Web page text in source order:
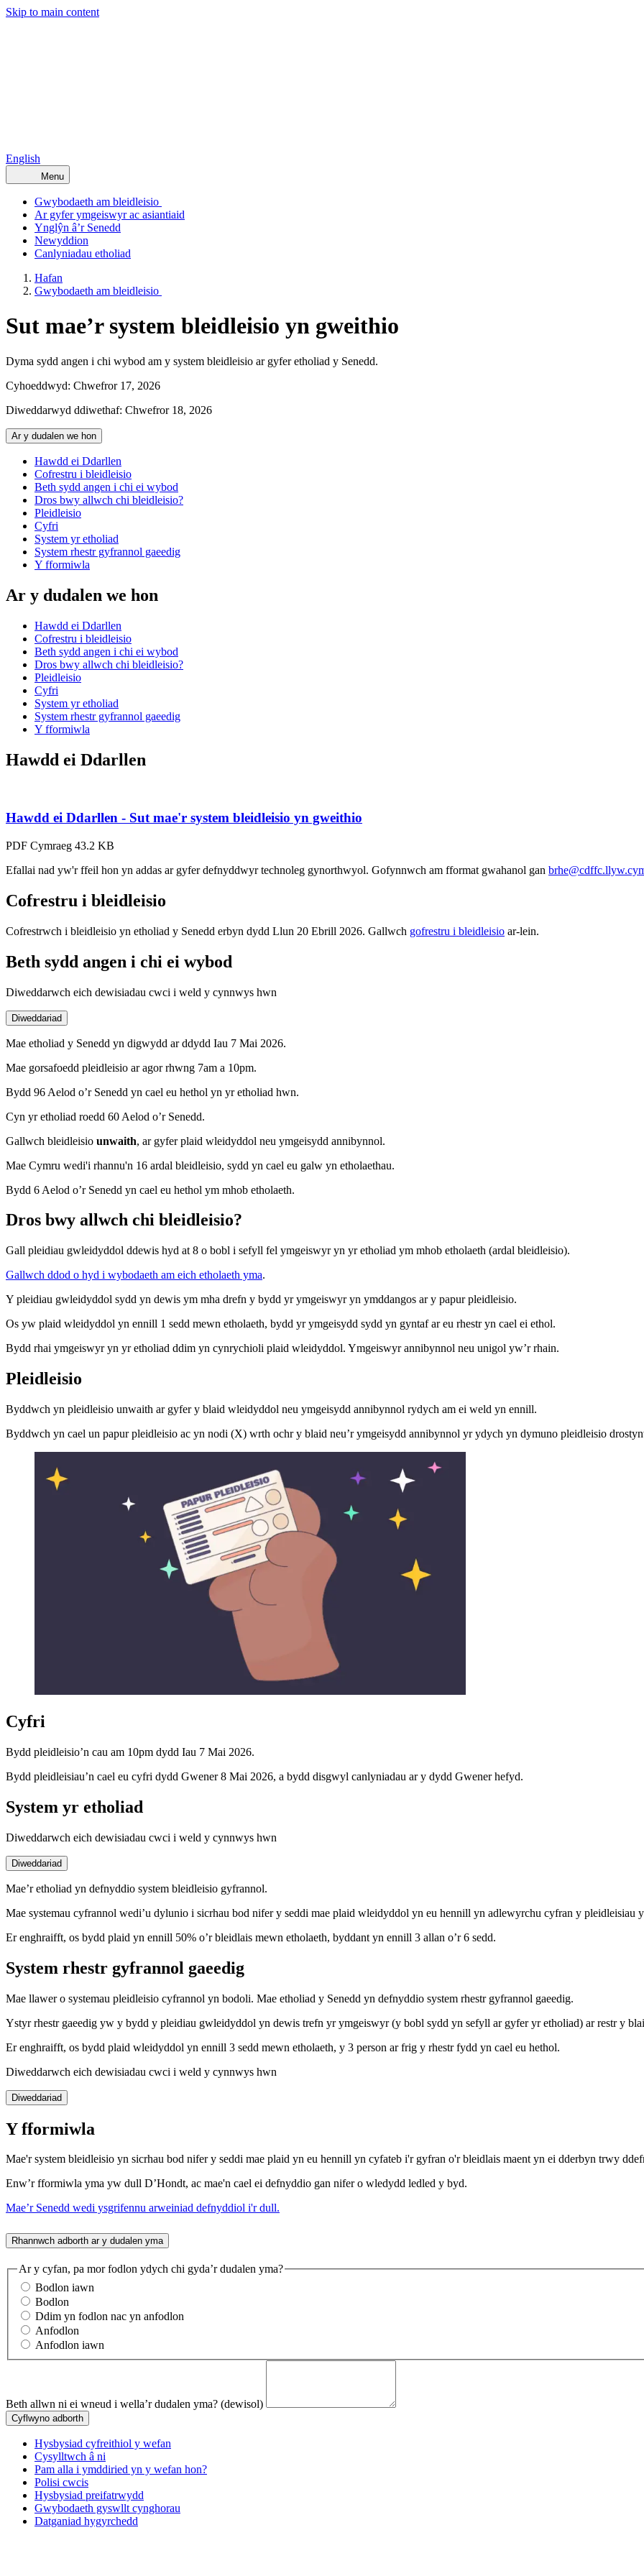
Skip to main content
English
Menu
Gwybodaeth am bleidleisio
Ar gyfer ymgeiswyr ac asiantiaid
Ynglŷn â’r Senedd
Newyddion
Canlyniadau etholiad
Hafan
Gwybodaeth am bleidleisio
Sut mae’r system bleidleisio yn gweithio
Dyma sydd angen i chi wybod am y system bleidleisio ar gyfer etholiad y Senedd.
Cyhoeddwyd: Chwefror 17, 2026
Diweddarwyd ddiwethaf: Chwefror 18, 2026
Ar y dudalen we hon
Hawdd ei Ddarllen
Cofrestru i bleidleisio
Beth sydd angen i chi ei wybod
Dros bwy allwch chi bleidleisio?
Pleidleisio
Cyfri
System yr etholiad
System rhestr gyfrannol gaeedig
Y fformiwla
Ar y dudalen we hon
Hawdd ei Ddarllen
Cofrestru i bleidleisio
Beth sydd angen i chi ei wybod
Dros bwy allwch chi bleidleisio?
Pleidleisio
Cyfri
System yr etholiad
System rhestr gyfrannol gaeedig
Y fformiwla
Hawdd ei Ddarllen
Hawdd ei Ddarllen - Sut mae'r system bleidleisio yn gweithio
PDF Cymraeg 43.2 KB
Efallai nad yw'r ffeil hon yn addas ar gyfer defnyddwyr technoleg gynorthwyol. Gofynnwch am fformat gwahanol gan
Cofrestru i bleidleisio
Cofrestrwch i bleidleisio yn etholiad y Senedd erbyn dydd Llun 20 Ebrill 2026. Gallwch gofrestru i bleidleisio ar-lein.
Beth sydd angen i chi ei wybod
Diweddarwch eich dewisiadau cwci i weld y cynnwys hwn
Diweddariad
Mae etholiad y Senedd yn digwydd ar ddydd Iau 7 Mai 2026.
Mae gorsafoedd pleidleisio ar agor rhwng 7am a 10pm.
Bydd 96 Aelod o’r Senedd yn cael eu hethol yn yr etholiad hwn.
Cyn yr etholiad roedd 60 Aelod o’r Senedd.
Gallwch bleidleisio unwaith, ar gyfer plaid wleidyddol neu ymgeisydd annibynnol.
Mae Cymru wedi'i rhannu'n 16 ardal bleidleisio, sydd yn cael eu galw yn etholaethau.
Bydd 6 Aelod o’r Senedd yn cael eu hethol ym mhob etholaeth.
Dros bwy allwch chi bleidleisio?
Gall pleidiau gwleidyddol ddewis hyd at 8 o bobl i sefyll fel ymgeiswyr yn yr etholiad ym mhob etholaeth (ardal bleidleisio).
Gallwch ddod o hyd i wybodaeth am eich etholaeth yma.
Y pleidiau gwleidyddol sydd yn dewis ym mha drefn y bydd yr ymgeiswyr yn ymddangos ar y papur pleidleisio.
Os yw plaid wleidyddol yn ennill 1 sedd mewn etholaeth, bydd yr ymgeisydd sydd yn gyntaf ar eu rhestr yn cael ei ethol.
Bydd rhai ymgeiswyr yn yr etholiad ddim yn cynrychioli plaid wleidyddol. Ymgeiswyr annibynnol neu unigol yw’r rhain.
Pleidleisio
Byddwch yn pleidleisio unwaith ar gyfer y blaid wleidyddol neu ymgeisydd annibynnol rydych am ei weld yn ennill.
Byddwch yn cael un papur pleidleisio ac yn nodi (X) wrth ochr y blaid neu’r ymgeisydd annibynnol yr ydych yn dymuno pleidleisio
Cyfri
Bydd pleidleisio’n cau am 10pm dydd Iau 7 Mai 2026.
Bydd pleidleisiau’n cael eu cyfri dydd Gwener 8 Mai 2026, a bydd disgwyl canlyniadau ar y dydd Gwener hefyd.
System yr etholiad
Diweddarwch eich dewisiadau cwci i weld y cynnwys hwn
Diweddariad
Mae’r etholiad yn defnyddio system bleidleisio gyfrannol.
Mae systemau cyfrannol wedi’u dylunio i sicrhau bod nifer y seddi mae plaid wleidyddol yn eu hennill yn adlewyrchu cyfran y pleidleisiau
Er enghraifft, os bydd plaid yn ennill 50% o’r bleidlais mewn etholaeth, byddant yn ennill 3 allan o’r 6 sedd.
System rhestr gyfrannol gaeedig
Mae llawer o systemau pleidleisio cyfrannol yn bodoli. Mae etholiad y Senedd yn defnyddio system rhestr gyfrannol gaeedig.
Ystyr rhestr gaeedig yw y bydd y pleidiau gwleidyddol yn dewis trefn yr ymgeiswyr (y bobl sydd yn sefyll ar gyfer yr etholiad) ar restr y
Er enghraifft, os bydd plaid wleidyddol yn ennill 3 sedd mewn etholaeth, y 3 person ar frig y rhestr fydd yn cael eu hethol.
Diweddarwch eich dewisiadau cwci i weld y cynnwys hwn
Diweddariad
Y fformiwla
Mae'r system bleidleisio yn sicrhau bod nifer y seddi mae plaid yn eu hennill yn cyfateb i'r gyfran o'r bleidlais maent yn ei dderbyn trwy
Enw’r fformiwla yma yw dull D’Hondt, ac mae'n cael ei defnyddio gan nifer o wledydd ledled y byd.
Mae’r Senedd wedi ysgrifennu arweiniad defnyddiol i'r dull.
Rhannwch adborth ar y dudalen yma
Ar y cyfan, pa mor fodlon ydych chi gyda’r dudalen yma?
Bodlon iawn
Bodlon
Ddim yn fodlon nac yn anfodlon
Anfodlon
Anfodlon iawn
Beth allwn ni ei wneud i wella’r dudalen yma? (dewisol)
Hysbysiad cyfreithiol y wefan
Cysylltwch â ni
Pam alla i ymddiried yn y wefan hon?
Polisi cwcis
Hysbysiad preifatrwydd
Gwybodaeth gyswllt cynghorau
Datganiad hygyrchedd